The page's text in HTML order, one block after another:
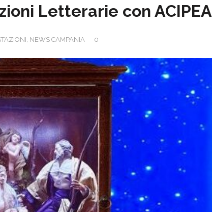
Letterarie con ACIPEA
NEWS CAMPANIA 0